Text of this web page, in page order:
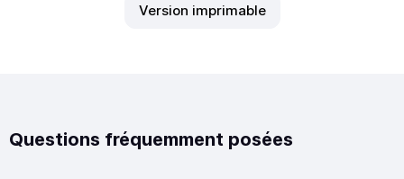
Version imprimable
Questions fréquemment posées